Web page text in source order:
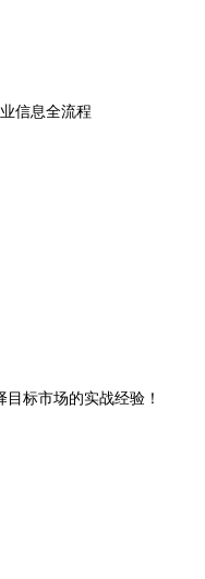
信息全流程
标市场的实战经验！